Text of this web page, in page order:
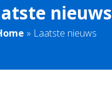
nieuws
» Laatste nieuws